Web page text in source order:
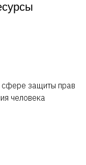
защиты прав
человека